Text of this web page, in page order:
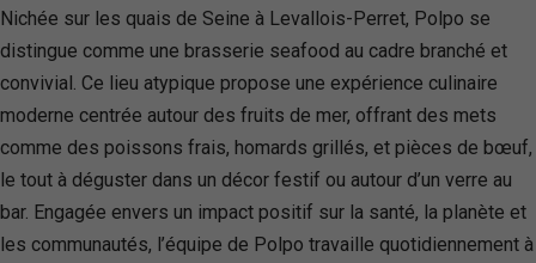
Nichée sur les quais de Seine à Levallois-Perret, Polpo se
distingue comme une brasserie seafood au cadre branché et
convivial. Ce lieu atypique propose une expérience culinaire
moderne centrée autour des fruits de mer, offrant des mets
comme des poissons frais, homards grillés, et pièces de bœuf,
le tout à déguster dans un décor festif ou autour d’un verre au
bar. Engagée envers un impact positif sur la santé, la planète et
les communautés, l’équipe de Polpo travaille quotidiennement à